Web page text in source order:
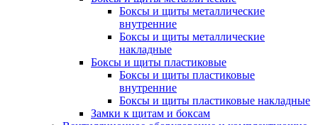
Боксы и щиты металлические
внутренние
Боксы и щиты металлические
накладные
Боксы и щиты пластиковые
Боксы и щиты пластиковые
внутренние
Боксы и щиты пластиковые накладные
Замки к щитам и боксам